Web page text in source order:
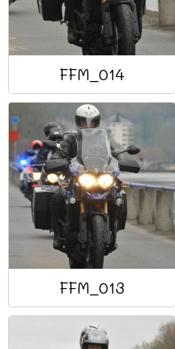
FFM_014
FFM_013